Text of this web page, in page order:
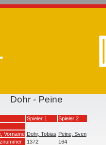
Dohr - Peine
Spieler 1 Spieler 2
Vorname Dohr, Tobias Peine, Sven
1372
164